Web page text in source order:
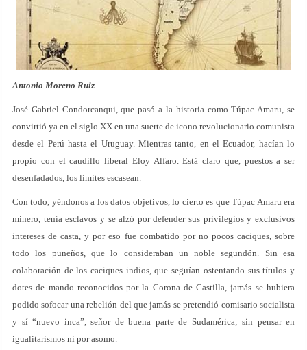
Antonio Moreno Ruiz
José Gabriel Condorcanqui, que pasó a la historia como Túpac Amaru, se
convirtió ya en el siglo XX en una suerte de icono revolucionario comunista
desde el Perú hasta el Uruguay. Mientras tanto, en el Ecuador, hacían lo
propio con el caudillo liberal Eloy Alfaro. Está claro que, puestos a ser
desenfadados, los límites escasean.
Con todo, yéndonos a los datos objetivos, lo cierto es que Túpac Amaru era
minero, tenía esclavos y se alzó por defender sus privilegios y exclusivos
intereses de casta, y por eso fue combatido por no pocos caciques, sobre
todo los puneños, que lo consideraban un noble segundón. Sin esa
colaboración de los caciques indios, que seguían ostentando sus títulos y
dotes de mando reconocidos por la Corona de Castilla, jamás se hubiera
podido sofocar una rebelión del que jamás se pretendió comisario socialista
y sí “nuevo inca”, señor de buena parte de Sudamérica; sin pensar en
igualitarismos ni por asomo.